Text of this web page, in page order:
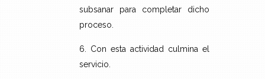
subsanar para completar dicho
proceso.
6. Con esta actividad culmina el
servicio.